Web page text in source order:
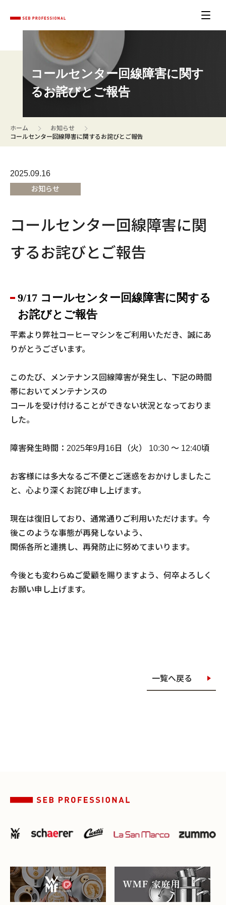
コールセンター回線障害に関す
るお詫びとご報告
ホーム お知らせ
コールセンター回線障害に関するお詫びとご報告
2025.09.16
お知らせ
コールセンター回線障害に関
するお詫びとご報告
9/17 コールセンター回線障害に関する
お詫びとご報告
平素より弊社コーヒーマシンをご利用いただき、誠にあ
りがとうございます。
このたび、メンテナンス回線障害が発生し、下記の時間
帯においてメンテナンスの
コールを受け付けることができない状況となっておりま
した。
障害発生時間：2025年9月16日（火） 10:30 ～ 12:40頃
お客様には多大なるご不便とご迷惑をおかけしましたこ
と、心より深くお詫び申し上げます。
現在は復旧しており、通常通りご利用いただけます。今
後このような事態が再発しないよう、
関係各所と連携し、再発防止に努めてまいります。
今後とも変わらぬご愛顧を賜りますよう、何卒よろしく
お願い申し上げます。
一覧へ戻る